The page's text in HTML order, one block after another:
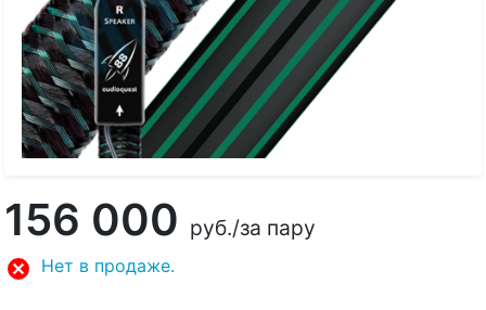
156 000 руб./за пару
Нет в продаже.